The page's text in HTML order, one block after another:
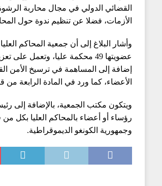
القضائي الدولي في مجال محاربة
الأزمات، فضلا عن تنظيم ندوة حول
وأشار البلاغ إلى أن جمعية المحاكم
عضويتها 49 محكمة عليا، وتعمل
إضافة إلى المساهمة في ترسيخ الأمن
الأعضاء، كما ورد في المادة الرابعة من
ويتكون مكتب الجمعية، بالإضافة إلى
رؤساء أو أعضاء بالمحاكم العليا بكل من
وجمهورية الكونغو الديموقراطية.